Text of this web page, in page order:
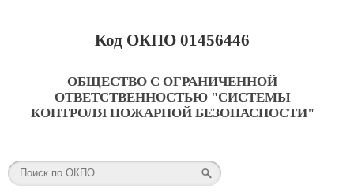
Код ОКПО 01456446
ОБЩЕСТВО С ОГРАНИЧЕННОЙ
ОТВЕТСТВЕННОСТЬЮ "СИСТЕМЫ
КОНТРОЛЯ ПОЖАРНОЙ БЕЗОПАСНОСТИ"